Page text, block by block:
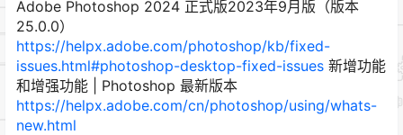
Adobe Photoshop 2024 正式版2023年9月版（版本
25.0.0）
https://helpx.adobe.com/photoshop/kb/fixed-
issues.html#photoshop-desktop-fixed-issues 新增功能
和增强功能 | Photoshop 最新版本
https://helpx.adobe.com/cn/photoshop/using/whats-
new.html